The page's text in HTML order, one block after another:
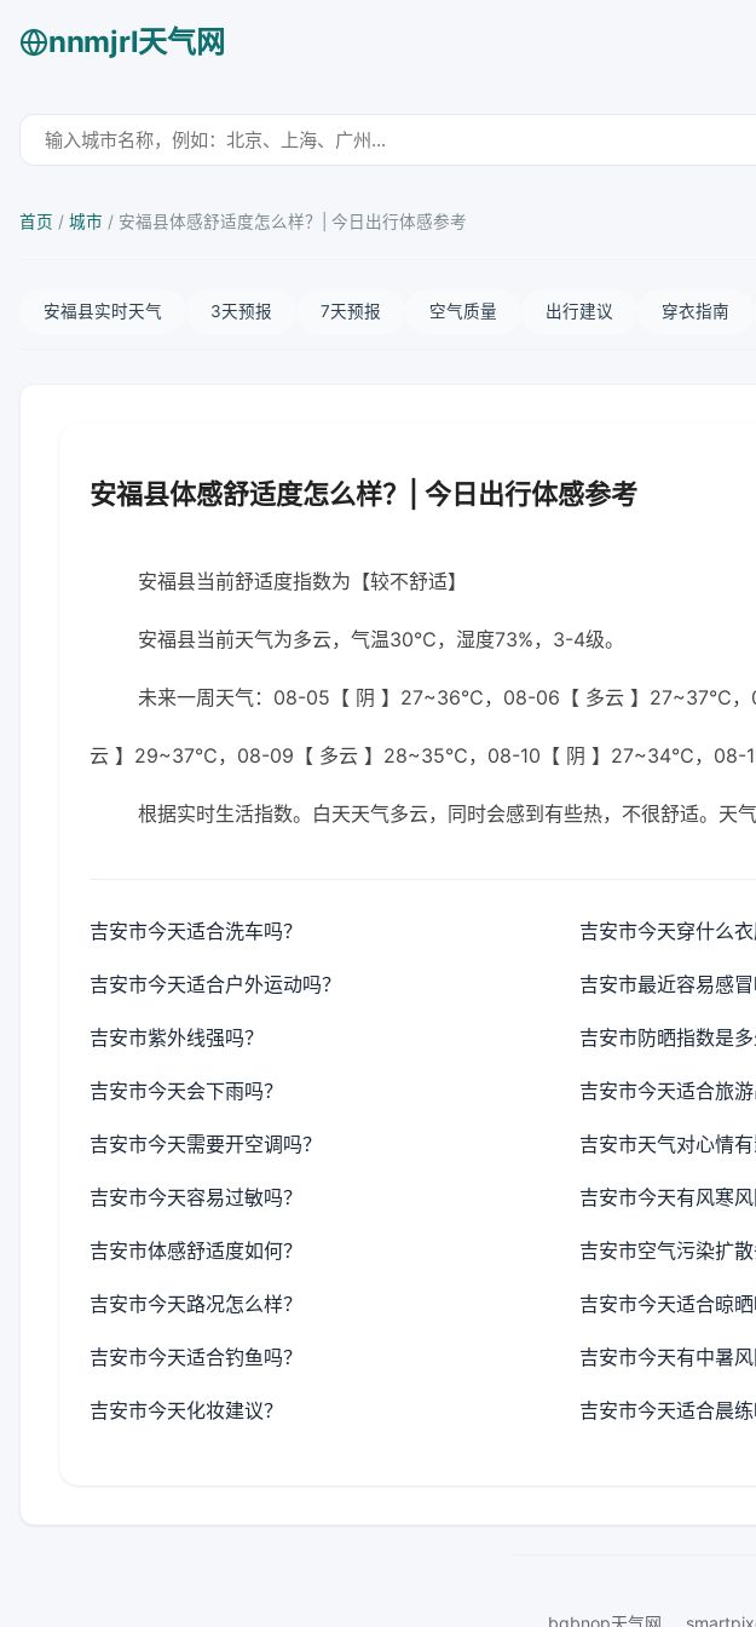
nnmjrl天气网
首页 / 城市 / 安福县体感舒适度怎么样？| 今日出行体感参考
安福县实时天气 3天预报 7天预报 空气质量 出行建议 穿衣指南
安福县体感舒适度怎么样？| 今日出行体感参考
安福县当前舒适度指数为【较不舒适】
安福县当前天气为多云，气温30℃，湿度73%，3-4级。
未来一周天气：08-05【 阴 】27~36℃，08-06【 多云 】27~37℃
云 】29~37℃，08-09【 多云 】28~35℃，08-10【 阴 】27~34℃，08-
根据实时生活指数。白天天气多云，同时会感到有些热，不很舒适。天
吉安市今天适合洗车吗？ 吉安市今天穿什么衣
吉安市今天适合户外运动吗？ 吉安市最近容易感冒
吉安市紫外线强吗？ 吉安市防晒指数是多
吉安市今天会下雨吗？ 吉安市今天适合旅游
吉安市今天需要开空调吗？ 吉安市天气对心情有
吉安市今天容易过敏吗？ 吉安市今天有风寒风
吉安市体感舒适度如何？ 吉安市空气污染扩散
吉安市今天路况怎么样？ 吉安市今天适合晾晒
吉安市今天适合钓鱼吗？ 吉安市今天有中暑风
吉安市今天化妆建议？ 吉安市今天适合晨练
bqbnop天气网